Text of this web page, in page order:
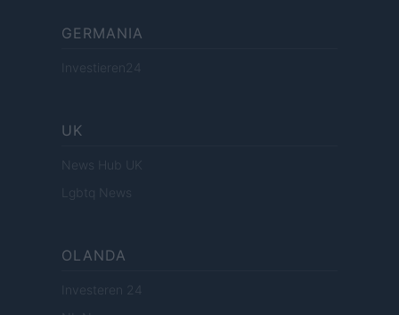
GERMANIA
Investieren24
UK
News Hub UK
Lgbtq News
OLANDA
Investeren 24